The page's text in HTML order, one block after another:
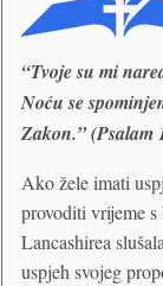
“Tvoje su mi
Noću se
Zakon.” (Psalam
Ako žele imati
provoditi vrijeme s
Lancashirea
uspjeh svojeg